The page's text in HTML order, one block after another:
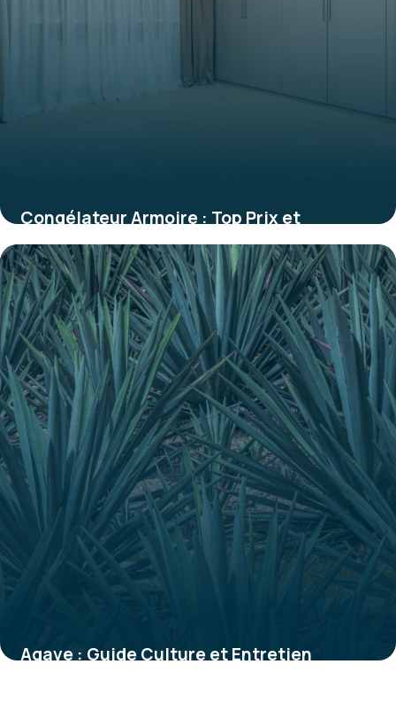
Congélateur Armoire : Top Prix et
Comparatif
28 mai 2026
Agave : Guide Culture et Entretien